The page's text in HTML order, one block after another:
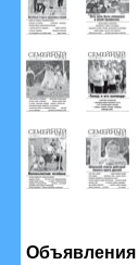
Объявления